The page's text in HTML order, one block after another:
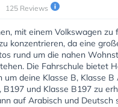
125 Reviews
mit einem Volkswagen zu
konzentrieren, da eine
rund um die nahen
Die Fahrschule bietet
um deine Klasse B, Klasse B
B197 und Klasse B197 zu
auf Arabisch und Deutsch